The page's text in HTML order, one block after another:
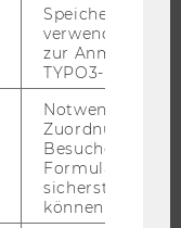
STUDIERENDE
Speichert die
verwendete
zur Anmeldung
TYPO3-Backend.
Notwendig, um
Zuordnung von
Besucher zu
sicherstellen zu
können.